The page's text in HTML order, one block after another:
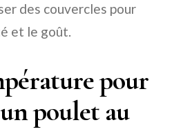
des couvercles pour
et le goût.
pour
poulet au